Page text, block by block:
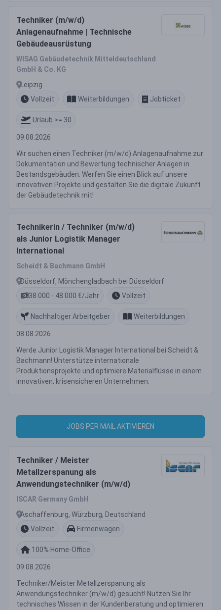
Techniker (m/w/d)
Anlagenaufnahme | Technische
Gebäudeausrüstung
WISAG Gebäudetechnik Mitteldeutschland
GmbH & Co. KG
Leipzig
Vollzeit
Weiterbildungen Jobticket
Urlaub >= 30
09.08.2026
Wir suchen einen Techniker (m/w/d) Anlagenaufnahme zur
Dokumentation und Bewertung technischer Anlagen in
Bestandsgebäuden. Werfen Sie einen Blick auf unsere
innovativen Projekte und gestalten Sie die digitale Zukunft
der Gebäudetechnik mit!
Technikerin / Techniker (m/w/d)
als Junior Logistik Manager
International
Scheidt & Bachmann GmbH
Düsseldorf, Mönchengladbach bei Düsseldorf
38.000 - 48.000 €/Jahr
Vollzeit
Nachhaltiger Arbeitgeber Weiterbildungen
08.08.2026
Werde Junior Logistik Manager International bei Scheidt &
Bachmann! Unterstütze internationale
Produktionsprojekte und optimiere Materialflüsse in einem
innovativen, krisensicheren Unternehmen.
JOBS PER MAIL AKTIVIEREN
Techniker / Meister
Metallzerspanung als
Anwendungstechniker (m/w/d)
ISCAR Germany GmbH
Aschaffenburg, Würzburg, Deutschland
Vollzeit
Firmenwagen
100% Home-Office
09.08.2026
Techniker/Meister Metallzerspanung als
Anwendungstechniker (m/w/d) gesucht! Nutzen Sie Ihr
technisches Wissen in der Kundenberatung und optimieren